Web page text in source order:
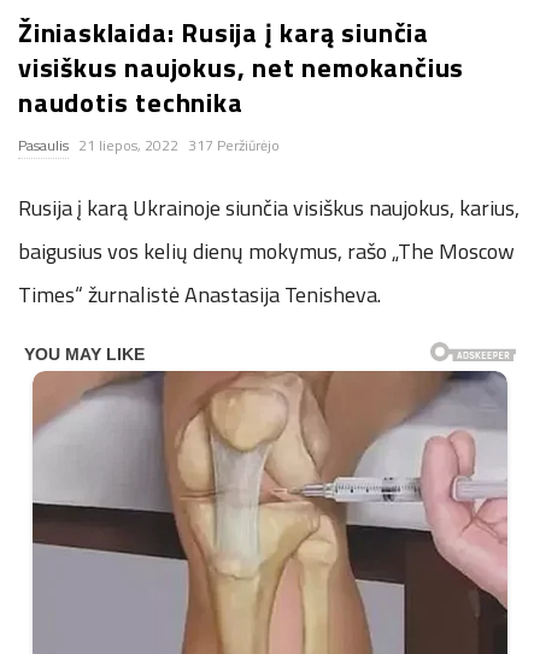
n
.
n
e
t
Žiniasklaida: Rusija į karą siunčia
visiškus naujokus, net nemokančius
naudotis technika
Pasaulis 21 liepos, 2022 317 Peržiūrėjo
Rusija į karą Ukrainoje siunčia visiškus naujokus, karius,
baigusius vos kelių dienų mokymus, rašo „The Moscow
Times“ žurnalistė Anastasija Tenisheva.